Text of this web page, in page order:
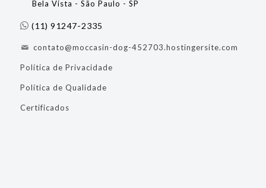
Bela Vista - São Paulo - SP
(11) 91247-2335
contato@moccasin-dog-452703.hostingersite.com
Política de Privacidade
Política de Qualidade
Certificados